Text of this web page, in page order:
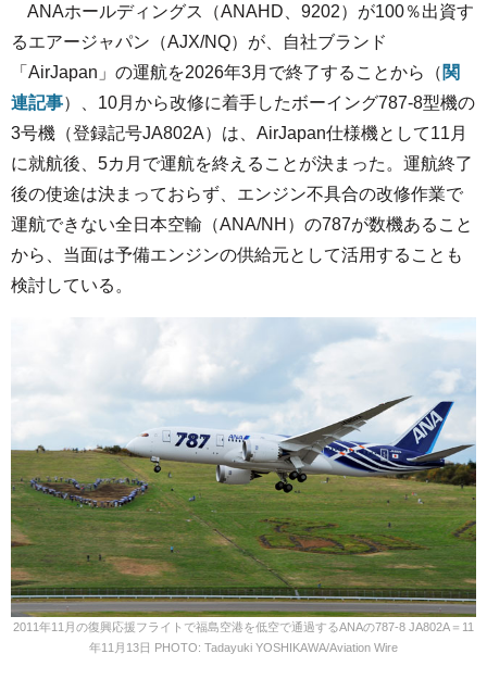
ANAホールディングス（ANAHD、9202）が100％出資す
るエアージャパン（AJX/NQ）が、自社ブランド
「AirJapan」の運航を2026年3月で終了することから（ 関
連記事）、10月から改修に着手したボーイング787-8型機の
3号機（登録記号JA802A）は、AirJapan仕様機として11月
に就航後、5カ月で運航を終えることが決まった。運航終了
後の使途は決まっておらず、エンジン不具合の改修作業で
運航できない全日本空輸（ANA/NH）の787が数機あること
から、当面は予備エンジンの供給元として活用することも
検討している。
2011年11月の復興応援フライトで福島空港を低空で通過するANAの787-8 JA802A＝11
年11月13日 PHOTO: Tadayuki YOSHIKAWA/Aviation Wire